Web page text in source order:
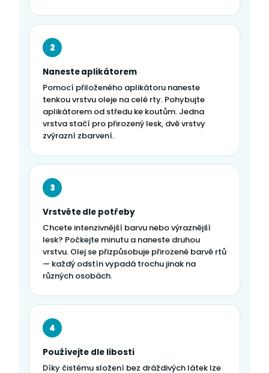
2
Naneste aplikátorem
Pomocí přiloženého aplikátoru naneste
tenkou vrstvu oleje na celé rty. Pohybujte
aplikátorem od středu ke koutům. Jedna
vrstva stačí pro přirozený lesk, dvě vrstvy
zvýrazní zbarvení.
3
Vrstvěte dle potřeby
Chcete intenzivnější barvu nebo výraznější
lesk? Počkejte minutu a naneste druhou
vrstvu. Olej se přizpůsobuje přirozené barvě rtů
— každý odstín vypadá trochu jinak na
různých osobách.
4
Používejte dle libosti
Díky čistému složení bez dráždivých látek lze